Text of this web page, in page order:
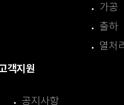
가공
출하
열처
객지원
공지사항